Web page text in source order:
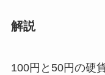
解説
100円と50円の硬